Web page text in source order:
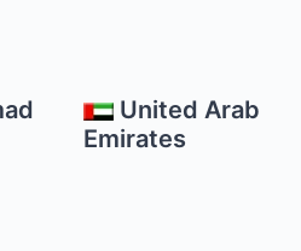
United Arab
Emirates